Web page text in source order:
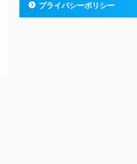
プライバシーポリシー